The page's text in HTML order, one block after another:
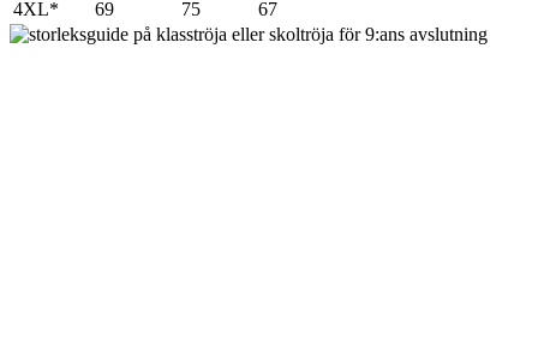
4XL* 69 75 67